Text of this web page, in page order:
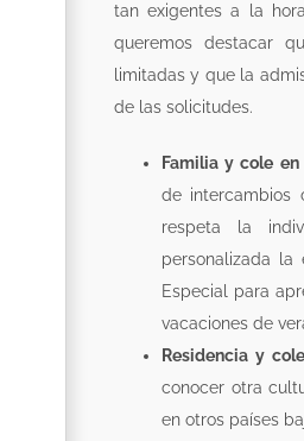
tan exigentes a la
queremos destacar
limitadas y que la
de las solicitudes.
Familia y cole en
de intercambios
respeta la
personalizada la
Especial para
vacaciones de
Residencia y cole
conocer otra
en otros países